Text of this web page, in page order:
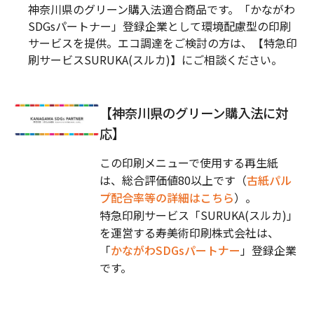
神奈川県のグリーン購入法適合商品です。「かながわ
SDGsパートナー」登録企業として環境配慮型の印刷
サービスを提供。エコ調達をご検討の方は、【特急印
刷サービスSURUKA(スルカ)】にご相談ください。
【神奈川県のグリーン購入法に対
応】
この印刷メニューで使用する再生紙
は、総合評価値80以上です（古紙パル
プ配合率等の詳細はこちら）。
特急印刷サービス「SURUKA(スルカ)」
を運営する寿美術印刷株式会社は、
「かながわSDGsパートナー」登録企業
です。